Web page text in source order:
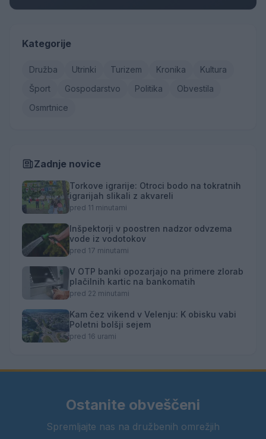
Kategorije
Družba Utrinki Turizem Kronika
Kultura
Šport
Gospodarstvo Politika
Obvestila
Osmrtnice
Zadnje novice
Torkove igrarije: Otroci bodo na tokratnih
igrarijah slikali z akvareli
pred 11 minutami
Inšpektorji v poostren nadzor odvzema
vode iz vodotokov
pred 17 minutami
V OTP banki opozarjajo na primere zlorab
plačilnih kartic na bankomatih
pred 22 minutami
Kam čez vikend v Velenju: K obisku vabi
Poletni bolšji sejem
pred 16 urami
Ostanite obveščeni
Spremljajte nas na družbenih omrežjih